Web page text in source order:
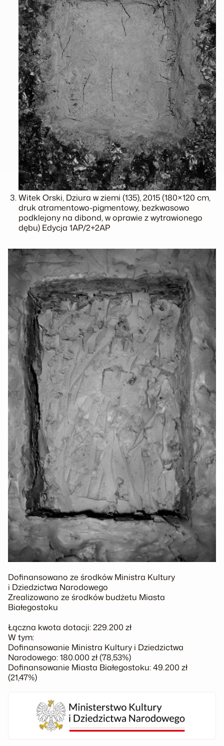
Witek Orski, Dziura w ziemi (135), 2015 (180×120 cm,
druk atramentowo-pigmentowy, bezkwasowo
podklejony na dibond, w oprawie z wytrawionego
dębu) Edycja 1AP/2+2AP
Dofinansowano ze środków Ministra Kultury
i Dziedzictwa Narodowego
Zrealizowano ze środków budżetu Miasta
Białegostoku
Łączna kwota dotacji: 229.200 zł
W tym:
Dofinansowanie Ministra Kultury i Dziedzictwa
Narodowego: 180.000 zł (78,53%)
Dofinansowanie Miasta Białegostoku: 49.200 zł
(21,47%)